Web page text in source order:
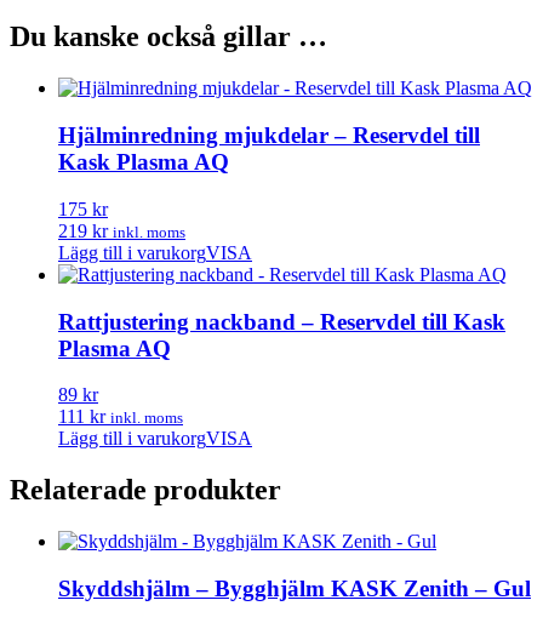
Du kanske också gillar …
Hjälminredning mjukdelar – Reservdel till
Kask Plasma AQ
175 kr
219 kr inkl. moms
Lägg till i varukorgVISA
Rattjustering nackband – Reservdel till Kask
Plasma AQ
89 kr
111 kr inkl. moms
Lägg till i varukorgVISA
Relaterade produkter
Skyddshjälm – Bygghjälm KASK Zenith – Gul